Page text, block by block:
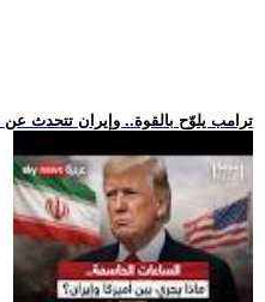
.. ترامب يلوّح بالقوة.. وإيران تتحدث